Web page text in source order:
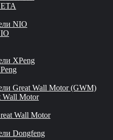
NIO
XPeng
Great Wall Motor (GWM)
Wall Motor
Wall Motor
Dongfeng